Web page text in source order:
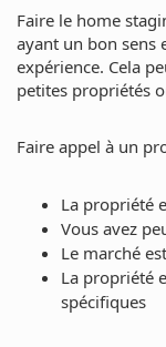
Faire le home
ayant un bon sens
expérience. Cela
petites propriétés
Faire appel à un
La propriété
Vous avez
Le marché
La propriété
spécifiques